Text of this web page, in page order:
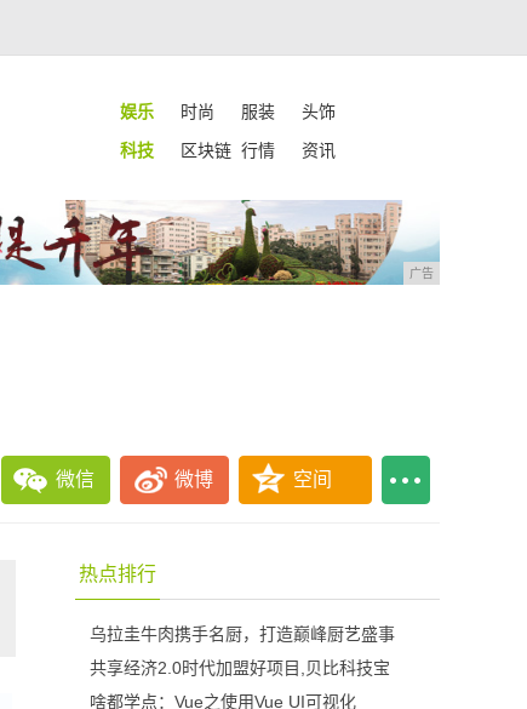
娱乐 时尚 服装
头饰
科技 区块链 行情 资讯
广告
微信 微博 空间
热点排行
乌拉圭牛肉携手名厨，打造巅峰厨艺盛事
共享经济2.0时代加盟好项目,贝比科技宝
啥都学点：Vue之使用Vue UI可视化